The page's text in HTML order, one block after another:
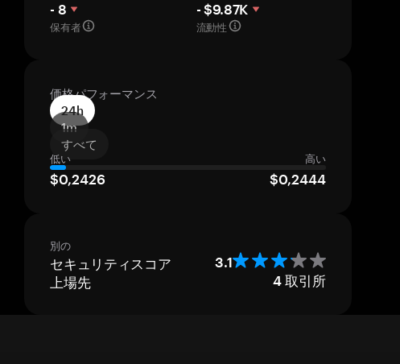
- 8
保有者
- $9.87K
流動性
価格パフォーマンス
24h
1m
すべて
低い 高い
$0,2426 $0,2444
別の
セキュリティスコア 3.1
上場先 4 取引所